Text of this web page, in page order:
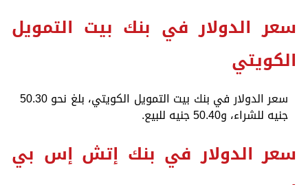
سعر الدولار في بنك بيت التمويل
الكويتي
سعر الدولار في بنك بيت التمويل الكويتي، بلغ نحو 50.30
جنيه للشراء، و50.40 جنيه للبيع.
سعر الدولار في بنك إتش إس بي